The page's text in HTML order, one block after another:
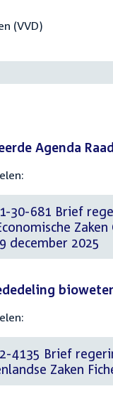
(VVD)
Agenda
30-681 Brief
december 2025
4135 Brief
Zaken